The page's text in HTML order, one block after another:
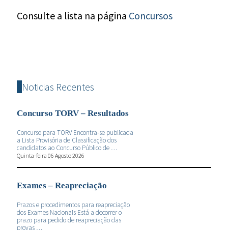
Consulte a lista na página Concursos
Noticias Recentes
Concurso TORV – Resultados
Concurso para TORV Encontra-se publicada
a Lista Provisória de Classificação dos
candidatos ao Concurso Público de …
Quinta-feira 06 Agosto 2026
Exames – Reapreciação
Prazos e procedimentos para reapreciação
dos Exames Nacionais Está a decorrer o
prazo para pedido de reapreciação das
provas …